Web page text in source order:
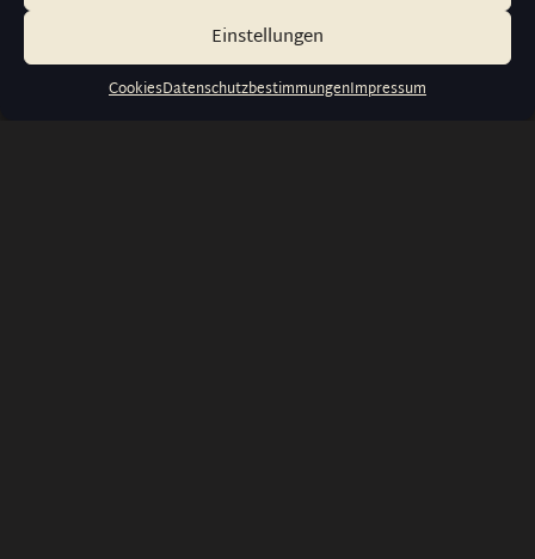
Einstellungen
CookiesDatenschutzbestimmungenImpressum